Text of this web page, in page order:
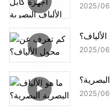
2025 06
2025 06
2025 06